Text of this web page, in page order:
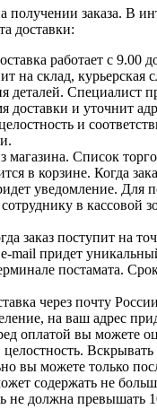
получении заказа. В
доставки:
работает с 9.00
на склад, курьерская
деталей. Специалист
доставки и уточнит
и
магазина. Список
в корзине. Когда
уведомление. Для
в кассовой
заказ поступит на
mail придет
постамата.
через почту
на ваш адрес
оплатой вы можете
целостность. Вскрывать
вы можете только
содержать не
не должна превышать